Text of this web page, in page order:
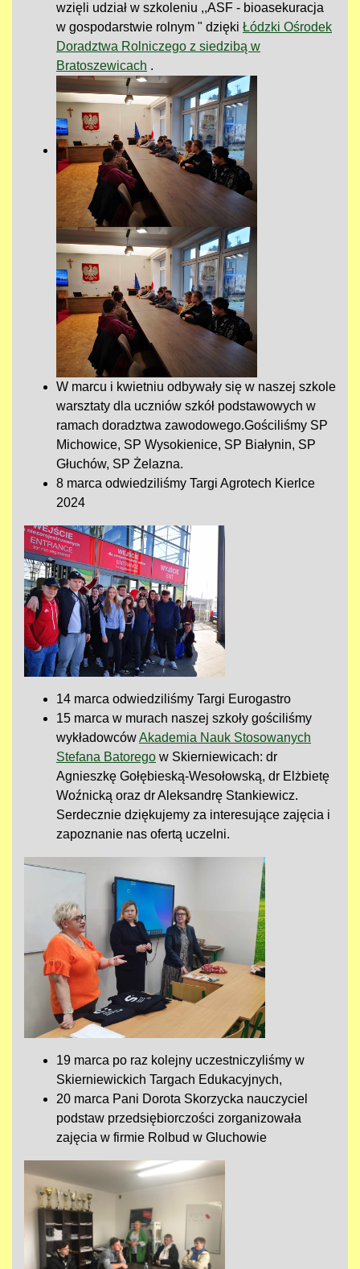
wzięli udział w szkoleniu ,,ASF - bioasekuracja
w gospodarstwie rolnym " dzięki Łódzki Ośrodek
Doradztwa Rolniczego z siedzibą w
Bratoszewicach .
W marcu i kwietniu odbywały się w naszej szkole
warsztaty dla uczniów szkół podstawowych w
ramach doradztwa zawodowego.Gościliśmy SP
Michowice, SP Wysokienice, SP Białynin, SP
Głuchów, SP Żelazna.
8 marca odwiedziliśmy Targi Agrotech Kierlce
2024
14 marca odwiedziliśmy Targi Eurogastro
15 marca w murach naszej szkoły gościliśmy
wykładowcówAkademia Nauk Stosowanych
Stefana Batorego w Skierniewicach: dr
Agnieszkę Gołębieską-Wesołowską, dr Elżbietę
Woźnicką oraz dr Aleksandrę Stankiewicz.
Serdecznie dziękujemy za interesujące zajęcia i
zapoznanie nas ofertą uczelni.
19 marca po raz kolejny uczestniczyliśmy w
Skierniewickich Targach Edukacyjnych,
20 marca Pani Dorota Skorzycka nauczyciel
podstaw przedsiębiorczości zorganizowała
zajęcia w firmie Rolbud w Gluchowie